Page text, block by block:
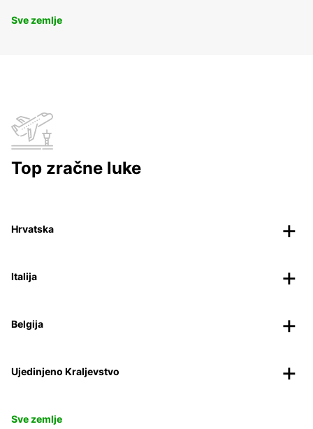
Sve zemlje
Top zračne luke
Hrvatska
Italija
Belgija
Ujedinjeno Kraljevstvo
Sve zemlje